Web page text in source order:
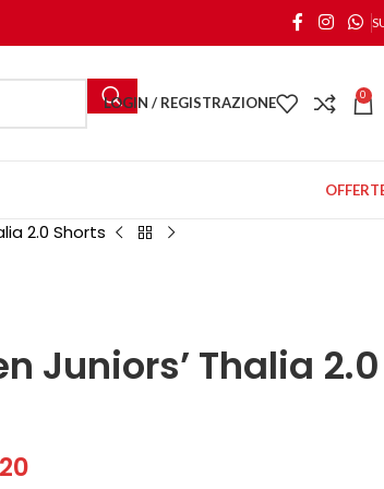
LOGIN / REGISTRAZIONE 0
2.0 Shorts
Juniors’ Thalia 2.0